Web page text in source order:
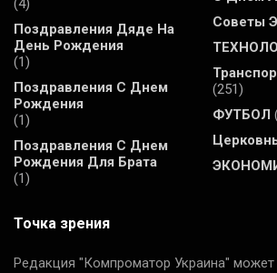
(4)
Поздравления Дяде На
День Рождения
(1)
Поздравления С Днем
Рождения
(1)
Поздравления С Днем
Рождения Для Брата
(1)
Советы
(251)
ФУТБОЛ
Точка зрения
Редакция "Компроматор Украина" может